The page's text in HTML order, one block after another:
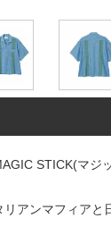
STICK(マジ
リアンマフィアと